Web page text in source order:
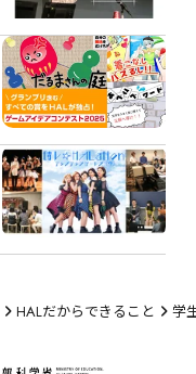
HALだからできること 学